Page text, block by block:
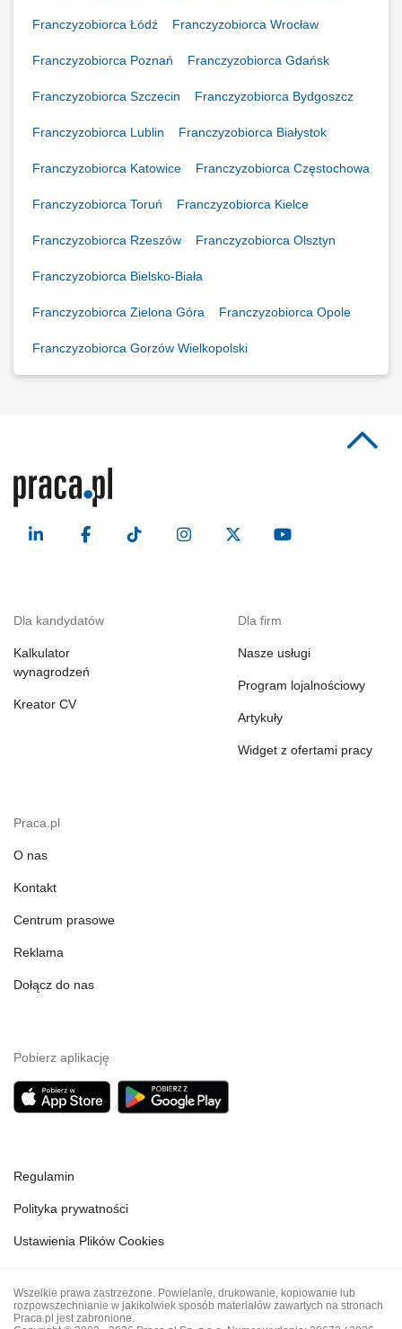
Franczyzobiorca Łódź Franczyzobiorca Wrocław
Franczyzobiorca Poznań Franczyzobiorca Gdańsk
Franczyzobiorca Szczecin Franczyzobiorca Bydgoszcz
Franczyzobiorca Lublin Franczyzobiorca Białystok
Franczyzobiorca Katowice Franczyzobiorca Częstochowa
Franczyzobiorca Toruń Franczyzobiorca Kielce
Franczyzobiorca Rzeszów Franczyzobiorca Olsztyn
Franczyzobiorca Bielsko-Biała
Franczyzobiorca Zielona Góra Franczyzobiorca Opole
Franczyzobiorca Gorzów Wielkopolski
Dla kandydatów
Kalkulator
wynagrodzeń
Kreator CV
Dla firm
Nasze usługi
Program lojalnościowy
Artykuły
Widget z ofertami pracy
Praca.pl
O nas
Kontakt
Centrum prasowe
Reklama
Dołącz do nas
Pobierz aplikację
Regulamin
Polityka prywatności
Ustawienia Plików Cookies
Wszelkie prawa zastrzeżone. Powielanie, drukowanie, kopiowanie lub
rozpowszechnianie w jakikolwiek sposób materiałów zawartych na stronach
Praca.pl jest zabronione.